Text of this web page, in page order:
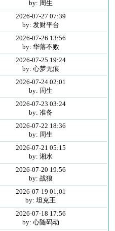
by: 周生
2026-07-27 07:39
by: 发财平台
2026-07-26 13:56
by: 华落不败
2026-07-25 19:24
by: 心梦无痕
2026-07-24 02:01
by: 周生
2026-07-23 03:24
by: 准备
2026-07-22 18:36
by: 周生
2026-07-21 05:15
by: 湘水
2026-07-20 19:56
by: 战狼
2026-07-19 01:01
by: 坦克王
2026-07-18 17:56
by: 心随码动